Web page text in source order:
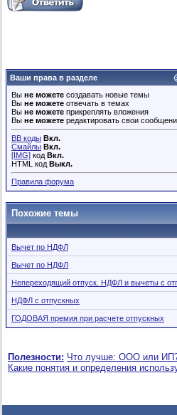
Ваши права в разделе
Вы не можете создавать новые темы
Вы не можете отвечать в темах
Вы не можете прикреплять вложения
Вы не можете редактировать свои
BB коды Вкл.
Смайлы Вкл.
[IMG] код Вкл.
HTML код Выкл.
Правила форума
Похожие темы
Вычет по НДФЛ
Вычет по НДФЛ
Непереходящий отпуск. НДФЛ и вычеты с
НДФЛ с отпускных
ГОДОВАЯ премия при расчете отпускных
Полезности: Что лучше: ООО или
Какие понятия и определения